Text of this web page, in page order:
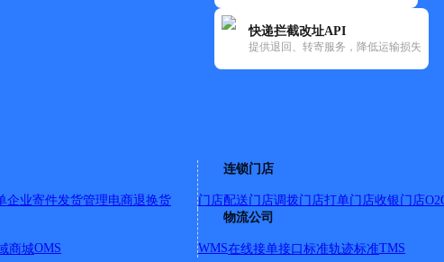
快递拦截改址API
提供退回、转寄服务，降低运输损失
企业寄件发货管理电商退换货
连锁门店
门店配送门店调拨门店打单门店收银门店
商城OMS
物流公司
WMS在线接单接口标准轨迹标准TMS
2号店丰网速运
乡,浮江乡,青龙镇,黄龙镇
详情